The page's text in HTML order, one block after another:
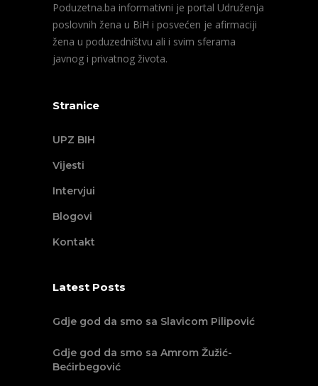
Poduzetna.ba informativni je portal Udruženja
poslovnih žena u BiH i posvećen je afirmaciji
žena u poduzedništvu ali i svim sferama
javnog i privatnog života.
Stranice
UPZ BIH
Vijesti
Intervjui
Blogovi
Kontakt
Latest Posts
Gdje god da smo sa Slavicom Pilipović
Gdje god da smo sa Amrom Žužić-
Bećirbegović